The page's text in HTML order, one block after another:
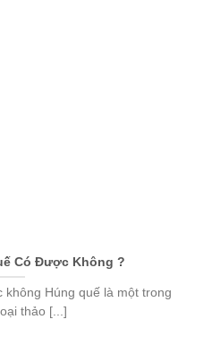
Có Được Không ?
không Húng quế là một trong
thảo [...]